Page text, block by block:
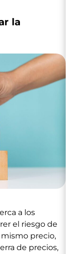
la
a los
el riesgo de
precio,
de precios,